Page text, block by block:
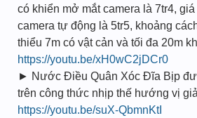
có khiển mở mắt camera là 7tr4,
camera tự động là 5tr5, khoảng
thiểu 7m có vật cản và tối đa 20m
https://youtu.be/xH0wC2jDCr0
► Nước Điều Quân Xóc Đĩa Bịp
trên công thức nhịp thế hướng vị
https://youtu.be/suX-QbmnKtI